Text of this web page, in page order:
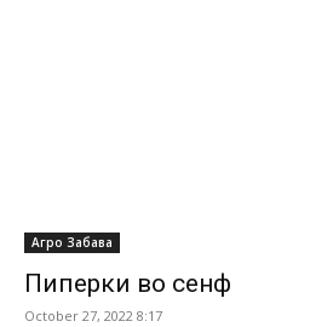
Агро Забава
Пиперки во сенф
October 27, 2022 8:17